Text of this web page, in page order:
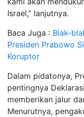
Israel,” lanjutnya.
Baca Juga : Blak-
Presiden Prabowo
Koruptor
Dalam pidatonya,
pentingnya
memberikan jalur
Menurutnya,